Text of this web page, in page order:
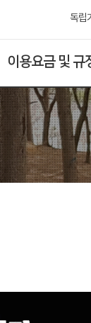
독립
이용요금 및 규